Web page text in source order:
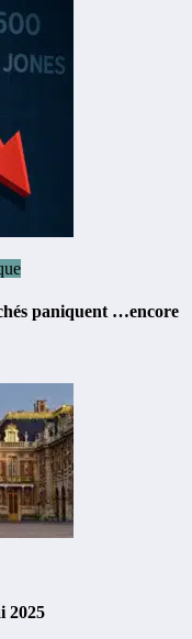
paniquent …encore
2025